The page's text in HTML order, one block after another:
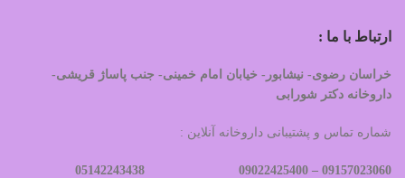
ارتباط با ما :
خراسان رضوی- نیشابور- خیابان امام خمینی- جنب پاساژ قریشی-
داروخانه دکتر شورابی
شماره تماس و پشتیبانی داروخانه آنلاین :
09157023060 –